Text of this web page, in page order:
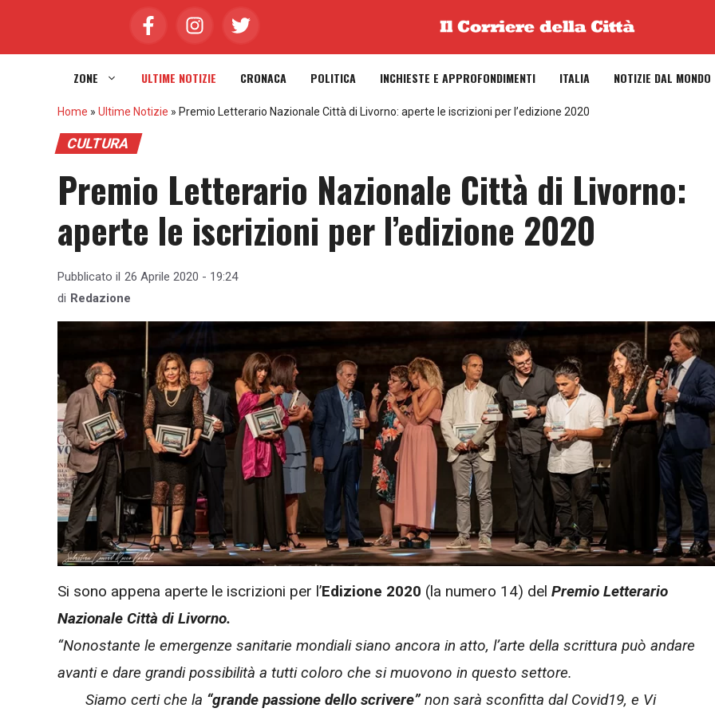
ZONE ULTIME NOTIZIE CRONACA POLITICA INCHIESTE E APPROFONDIMENTI ITALIA NOTIZIE DAL MONDO
Home » Ultime Notizie » Premio Letterario Nazionale Città di Livorno: aperte le iscrizioni per l’edizione 2020
CULTURA
Premio Letterario Nazionale Città di Livorno:
aperte le iscrizioni per l’edizione 2020
Pubblicato il 26 Aprile 2020 - 19:24
di Redazione
Si sono appena aperte le iscrizioni per l’Edizione 2020 (la numero 14) del Premio Letterario
Nazionale Città di Livorno.
“Nonostante le emergenze sanitarie mondiali siano ancora in atto, l’arte della scrittura può andare
avanti e dare grandi possibilità a tutti coloro che si muovono in questo settore.
Siamo certi che la “grande passione dello scrivere” non sarà sconfitta dal Covid19, e Vi